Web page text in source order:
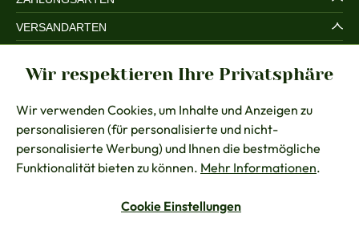
VERSANDARTEN
RECHTLICHES
BERATUNG
KONTAKT
Vertrag widerrufen
Wir respektieren Ihre Privatsphäre
Wir verwenden Cookies, um Inhalte und Anzeigen zu
personalisieren (für personalisierte und nicht-
personalisierte Werbung) und Ihnen die bestmögliche
Funktionalität bieten zu können. Mehr Informationen.
Cookie Einstellungen